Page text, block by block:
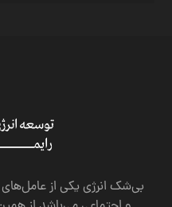
بی‌شک انرژی یکی از